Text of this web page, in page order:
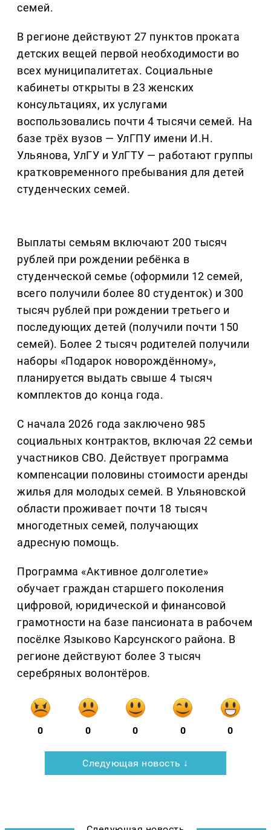
семей.
В регионе действуют 27 пунктов проката
детских вещей первой необходимости во
всех муниципалитетах. Социальные
кабинеты открыты в 23 женских
консультациях, их услугами
воспользовались почти 4 тысячи семей. На
базе трёх вузов — УлГПУ имени И.Н.
Ульянова, УлГУ и УлГТУ — работают группы
кратковременного пребывания для детей
студенческих семей.
Выплаты семьям включают 200 тысяч
рублей при рождении ребёнка в
студенческой семье (оформили 12 семей,
всего получили более 80 студенток) и 300
тысяч рублей при рождении третьего и
последующих детей (получили почти 150
семей). Более 2 тысяч родителей получили
наборы «Подарок новорождённому»,
планируется выдать свыше 4 тысяч
комплектов до конца года.
С начала 2026 года заключено 985
социальных контрактов, включая 22 семьи
участников СВО. Действует программа
компенсации половины стоимости аренды
жилья для молодых семей. В Ульяновской
области проживает почти 18 тысяч
многодетных семей, получающих
адресную помощь.
Программа «Активное долголетие»
обучает граждан старшего поколения
цифровой, юридической и финансовой
грамотности на базе пансионата в рабочем
посёлке Языково Карсунского района. В
регионе действуют более 3 тысяч
серебряных волонтёров.
0 0 0 0 0
Следующая новость ↓